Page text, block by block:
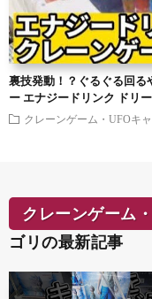
裏技発動！？ぐるぐる回る
ー エナジードリンク ドリ
クレーンゲーム・UFOキ
クレーンゲーム
ゴリの最新記事